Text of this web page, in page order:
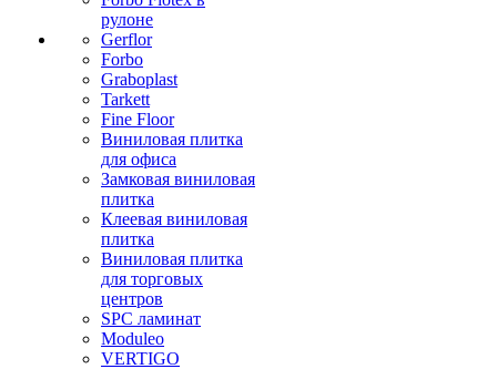
рулоне
Gerflor
Forbo
Graboplast
Tarkett
Fine Floor
Виниловая плитка
для офиса
Замковая виниловая
плитка
Клеевая виниловая
плитка
Виниловая плитка
для торговых
центров
SPC ламинат
Moduleo
VERTIGO